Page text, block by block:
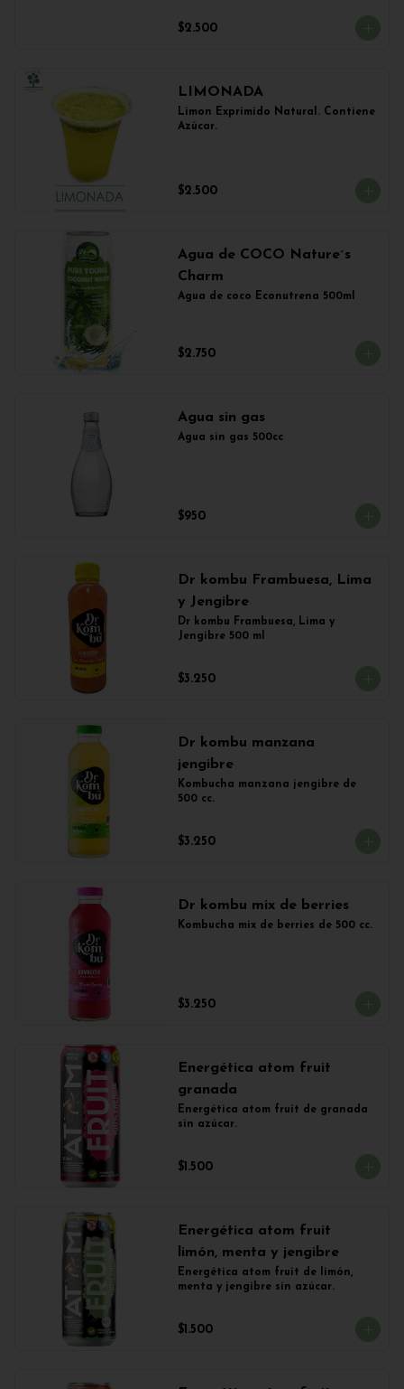
$2.500
LIMONADA
Limon Exprimido Natural. Contiene
Azúcar.
$2.500
Agua de COCO Nature´s
Charm
Agua de coco Econutrena 500ml
$2.750
Agua sin gas
Agua sin gas 500cc
$950
Dr kombu Frambuesa, Lima
y Jengibre
Dr kombu Frambuesa, Lima y
Jengibre 500 ml
$3.250
Dr kombu manzana
jengibre
Kombucha manzana jengibre de
500 cc.
$3.250
Dr kombu mix de berries
Kombucha mix de berries de 500 cc.
$3.250
Energética atom fruit
granada
Energética atom fruit de granada
sin azúcar.
$1.500
Energética atom fruit
limón, menta y jengibre
Energética atom fruit de limón,
menta y jengibre sin azúcar.
$1.500